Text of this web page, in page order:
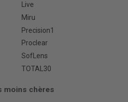
Live
Miru
Precision1
Proclear
SofLens
TOTAL30
moins chères